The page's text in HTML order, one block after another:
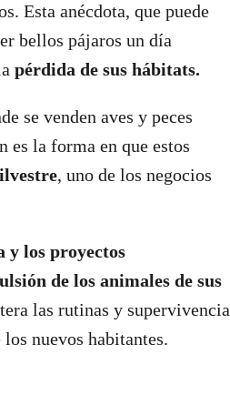
Esta anécdota, que puede
bellos pájaros un día
pérdida de sus hábitats.
se venden aves y peces
es la forma en que estos
, uno de los negocios
y los proyectos
de los animales de sus
las rutinas y supervivencia
los nuevos habitantes.